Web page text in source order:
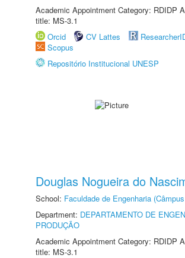
Academic Appointment Category: RDIDP
title: MS-3.1
Orcid
CV Lattes
Scopus
Repositório Institucional UNESP
Douglas Nogueira do
School: Faculdade de Engenharia
Department: DEPARTAMENTO DE
PRODUÇÃO
Academic Appointment Category: RDIDP
title: MS-3.1